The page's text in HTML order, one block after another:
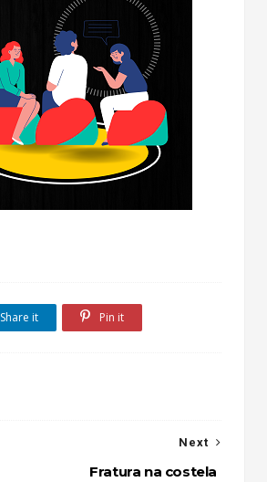
Share it Pin it
Next
Fratura na costela